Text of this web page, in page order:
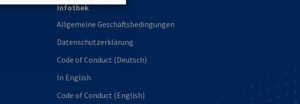
Infothek
Allgemeine Geschäftsbedingungen
Datenschutzerklärung
Code of Conduct (Deutsch)
In English
Code of Conduct (English)